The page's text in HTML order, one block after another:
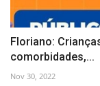
Floriano:
comorbidades,...
Nov 30, 2022